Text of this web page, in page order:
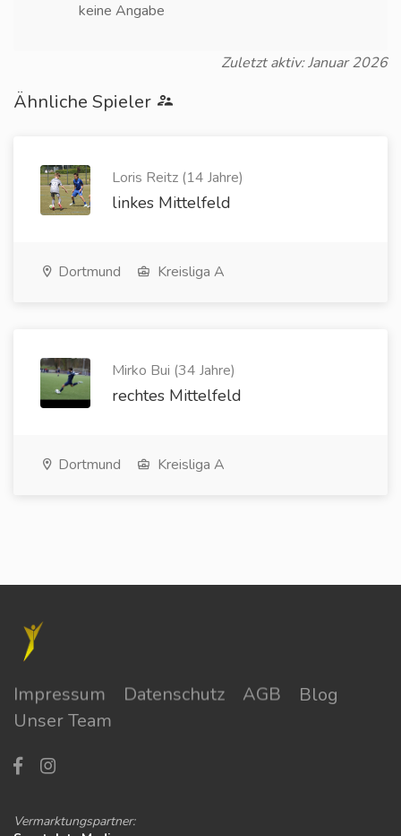
keine Angabe
Zuletzt aktiv: Januar 2026
Ähnliche Spieler
Loris Reitz (14 Jahre)
linkes Mittelfeld
Dortmund Kreisliga A
Mirko Bui (34 Jahre)
rechtes Mittelfeld
Dortmund Kreisliga A
Impressum Datenschutz AGB
Blog
Unser Team
Vermarktungspartner: